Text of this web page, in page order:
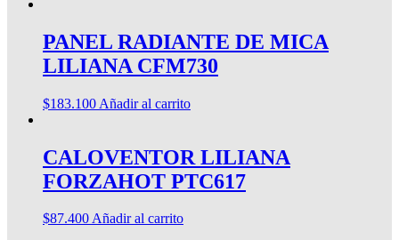
PANEL RADIANTE DE MICA
LILIANA CFM730
$183.100 Añadir al carrito
CALOVENTOR LILIANA
FORZAHOT PTC617
$87.400Añadir al carrito